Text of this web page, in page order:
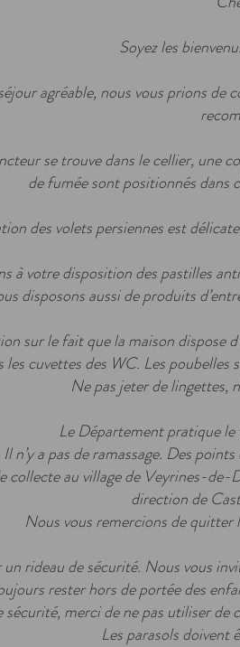
Soyez les
agréable, nous vous prions de
se trouve dans le cellier, une
de fumée sont positionnés dans
des volets persiennes est
à votre disposition des pastilles
disposons aussi de produits
sur le fait que la maison dispose
les cuvettes des WC. Les
Ne pas jeter de lingettes,
Le Département pratique
Il n’y a pas de ramassage. Des
collecte au village de Veyrines-de-
direction de
Nous vous remercions de quitter
rideau de sécurité. Nous vous
rester hors de portée des
sécurité, merci de ne pas utiliser de
Les parasols doivent